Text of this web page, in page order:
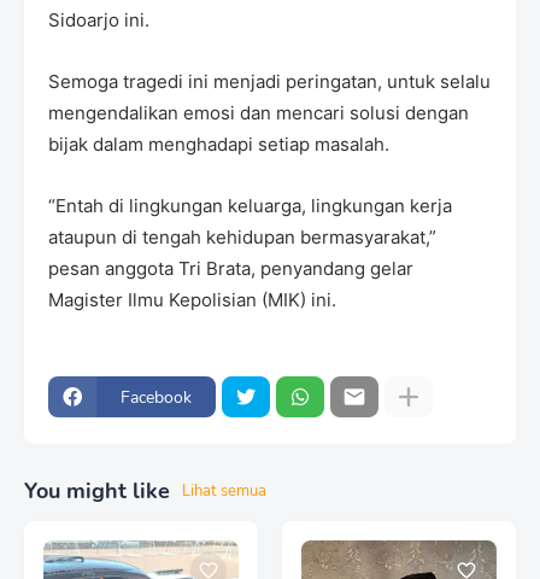
Sidoarjo ini.
Semoga tragedi ini menjadi peringatan, untuk selalu
mengendalikan emosi dan mencari solusi dengan
bijak dalam menghadapi setiap masalah.
“Entah di lingkungan keluarga, lingkungan kerja
ataupun di tengah kehidupan bermasyarakat,”
pesan anggota Tri Brata, penyandang gelar
Magister Ilmu Kepolisian (MIK) ini.
Facebook
You might like Lihat semua